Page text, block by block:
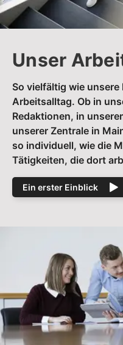
Unser
So vielfältig wie
Arbeitsalltag. Ob in
Redaktionen, in
unserer Zentrale in
so individuell, wie die
Tätigkeiten, die dort
Ein erster Einblick